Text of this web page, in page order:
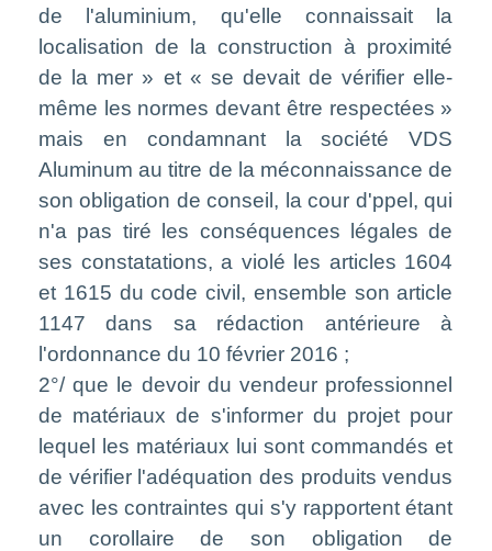
de l'aluminium, qu'elle connaissait la
localisation de la construction à proximité
de la mer » et « se devait de vérifier elle-
même les normes devant être respectées »
mais en condamnant la société VDS
Aluminum au titre de la méconnaissance de
son obligation de conseil, la cour d'ppel, qui
n'a pas tiré les conséquences légales de
ses constatations, a violé les articles 1604
et 1615 du code civil, ensemble son article
1147 dans sa rédaction antérieure à
l'ordonnance du 10 février 2016 ;
2°/ que le devoir du vendeur professionnel
de matériaux de s'informer du projet pour
lequel les matériaux lui sont commandés et
de vérifier l'adéquation des produits vendus
avec les contraintes qui s'y rapportent étant
un corollaire de son obligation de